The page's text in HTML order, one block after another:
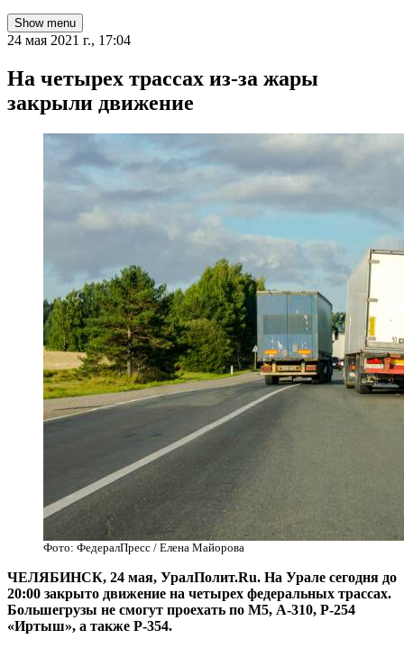
Show menu
24 мая 2021 г., 17:04
​На четырех трассах из-за жары
закрыли движение
Фото: ФедералПресс / Елена Майорова
ЧЕЛЯБИНСК, 24 мая, УралПолит.Ru. На Урале сегодня до
20:00 закрыто движение на четырех федеральных трассах.
Большегрузы не смогут проехать по М5, А-310, Р-254
«Иртыш», а также Р-354.